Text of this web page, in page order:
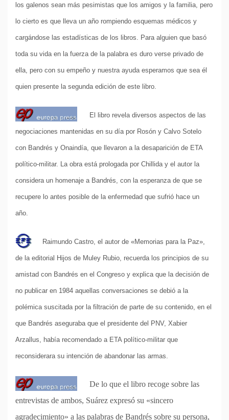
los galenos sean más pesimistas que los amigos y la familia, pero
lo cierto es que lleva un año rompiendo esquemas médicos y
cargándose las estadísticas de los libros. Para alguien que basó
toda su vida en la fuerza de la palabra es duro verse privado de
ella, pero con su empeño y nuestra ayuda esperamos que sea él
quien presente la segunda edición de este libro.
El libro revela diversos aspectos de las
negociaciones mantenidas en su día por Rosón y Calvo Sotelo
con Bandrés y Onaindía, que llevaron a la desaparición de ETA
político-militar. La obra está prologada por Chillida y el autor la
considera un homenaje a Bandrés, con la esperanza de que se
recupere lo antes posible de la enfermedad que sufrió hace un
año.
Raimundo Castro, el autor de «Memorias para la Paz»,
de la editorial Hijos de Muley Rubio, recuerda los principios de su
amistad con Bandrés en el Congreso y explica que la decisión de
no publicar en 1984 aquellas conversaciones se debió a la
polémica suscitada por la filtración de parte de su contenido, en el
que Bandrés aseguraba que el presidente del PNV, Xabier
Arzallus, había recomendado a ETA político-militar que
reconsiderara su intención de abandonar las armas.
De lo que el libro recoge sobre las
entrevistas de ambos, Suárez expresó su «sincero
agradecimiento» a las palabras de Bandrés sobre su persona,